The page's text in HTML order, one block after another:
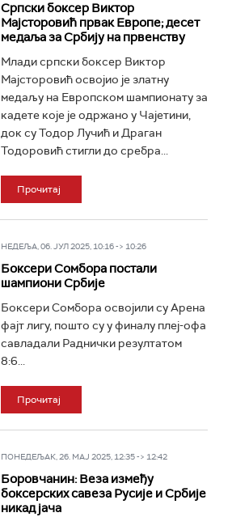
Српски боксер Виктор
Мајсторовић првак Европе; десет
медаља за Србију на првенству
Млади српски боксер Виктор
Мајсторовић освојио је златну
медаљу на Европском шампионату за
кадете које је одржано у Чајетини,
док су Тодор Лучић и Драган
Тодоровић стигли до сребра...
Прочитај
НЕДЕЉА, 06. ЈУЛ 2025, 10:16 -> 10:26
Боксери Сомбора постали
шампиони Србије
Боксери Сомбора освојили су Арена
фајт лигу, пошто су у финалу плеј-офа
савладали Раднички резултатом
8:6...
Прочитај
ПОНЕДЕЉАК, 26. МАЈ 2025, 12:35 -> 12:42
Боровчанин: Веза између
боксерских савеза Русије и Србије
никад јача